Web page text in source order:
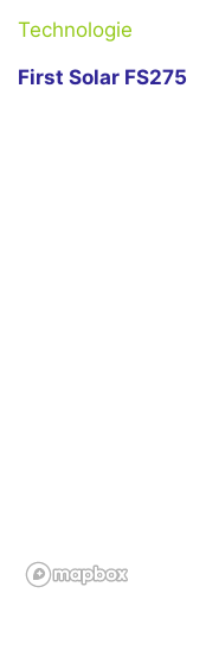
Technologie
First Solar FS275